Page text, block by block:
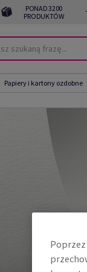
PONAD 3200
PRODUKTÓW
Papiery i kartony ozdobne